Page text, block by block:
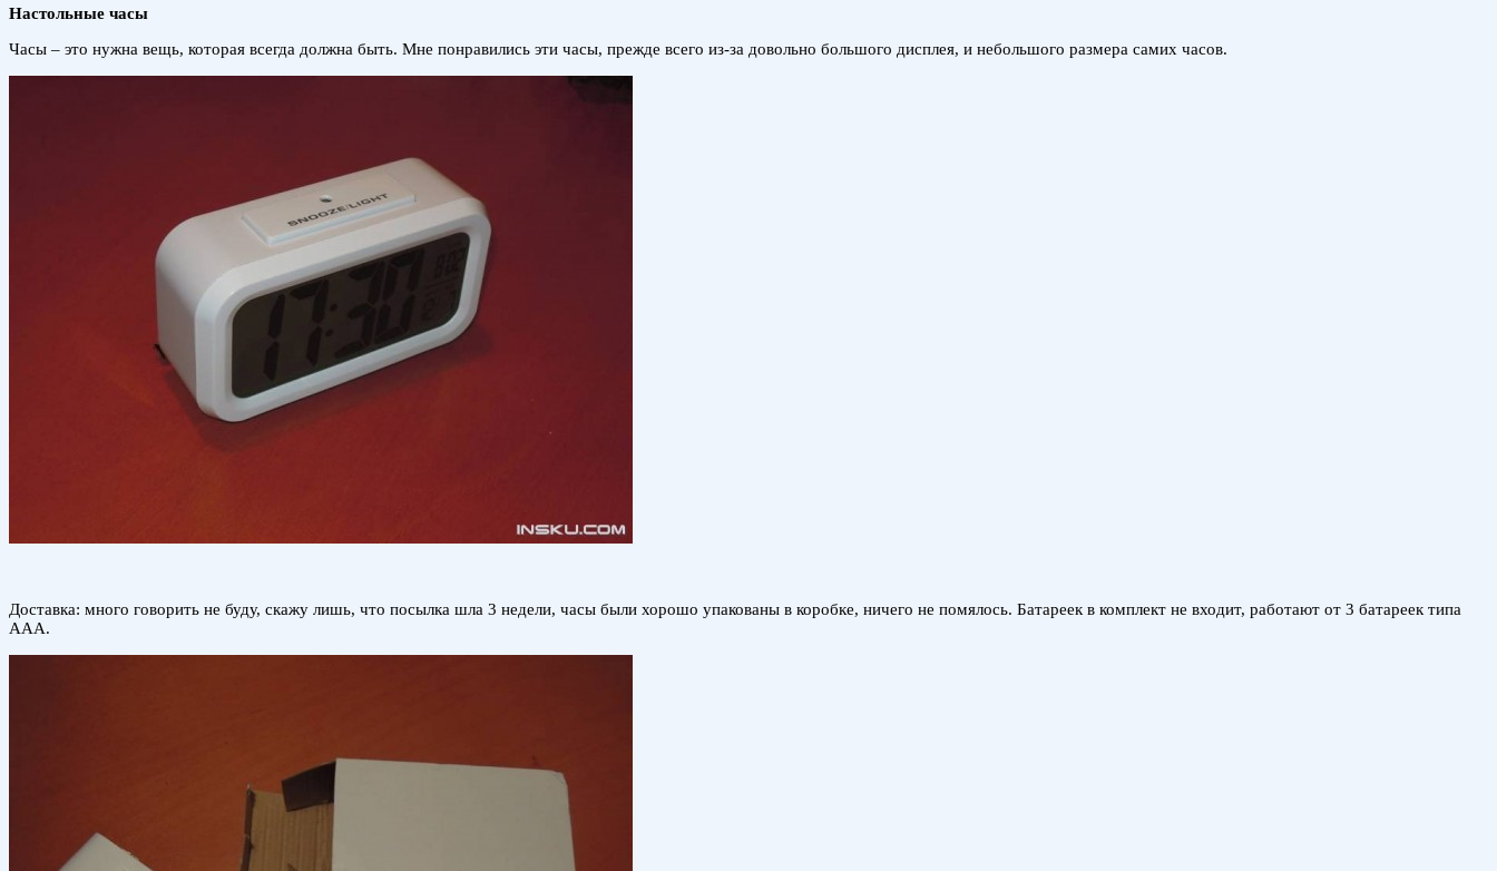
Настольные часы
Часы – это нужна вещь, которая всегда должна быть. Мне понравились эти часы, прежде всего из-за довольно большого дисплея, и небольшого размера самих часов.
Доставка: много говорить не буду, скажу лишь, что посылка шла 3 недели, часы были хорошо упакованы в коробке, ничего не помялось. Батареек в комплект не входит, работают от 3 батареек типа
ААА.